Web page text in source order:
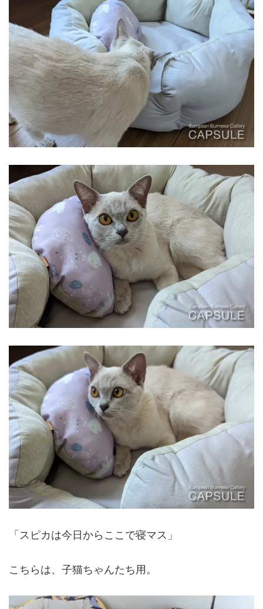
「スピカは今日からここで寝マス」
こちらは、子猫ちゃんたち用。